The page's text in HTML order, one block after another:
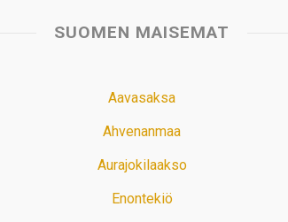
SUOMEN MAISEMAT
Aavasaksa
Ahvenanmaa
Aurajokilaakso
Enontekiö